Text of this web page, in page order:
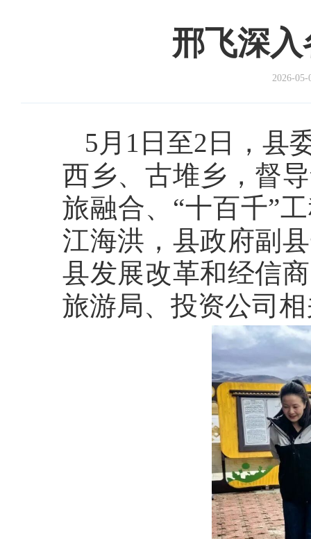
邢飞深
2026-05-
5月1日至2日，县
西乡、古堆乡，督
旅融合、“十百千”
江海洪，县政府副
县发展改革和经信
旅游局、投资公司